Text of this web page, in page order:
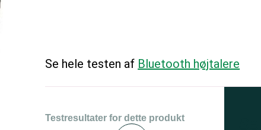
Se hele testen af Bluetooth højtalere
Testresultater for dette produkt